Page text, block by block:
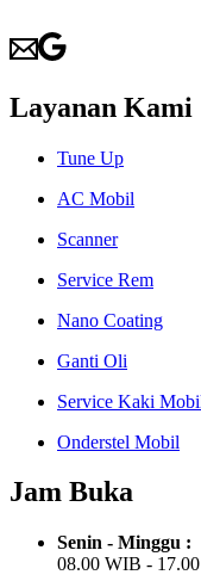
Layanan Kami
Tune Up
AC Mobil
Scanner
Service Rem
Nano Coating
Ganti Oli
Service Kaki
Onderstel Mobil
Jam Buka
Senin - Minggu :
08.00 WIB -